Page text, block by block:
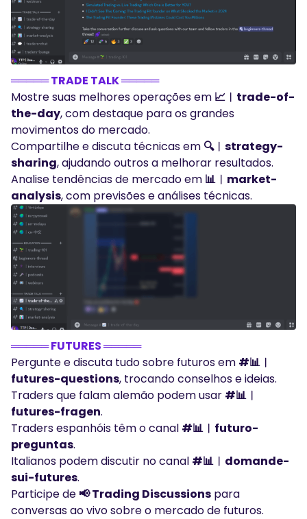
═════ TRADE TALK ═════
Mostre suas melhores operações em 📈︱trade-of-
the-day, com destaque para os grandes
movimentos do mercado.
Compartilhe e discuta técnicas em 🔍︱strategy-
sharing, ajudando outros a melhorar resultados.
Analise tendências de mercado em 📊︱market-
analysis, com previsões e análises técnicas.
═════ FUTURES ═════
Pergunte e discuta tudo sobre futuros em #📊︱
futures-questions, trocando conselhos e ideias.
Traders que falam alemão podem usar #📊︱
futures-fragen.
Traders espanhóis têm o canal #📊︱futuro-
preguntas.
Italianos podem discutir no canal #📊︱domande-
sui-futures.
Participe de 📢 Trading Discussions para
conversas ao vivo sobre o mercado de futuros.